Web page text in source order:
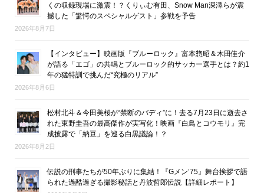
くの収録現場に激震！？くりぃむ有田、Snow Man深澤らが震
撼した「驚愕のスペシャルゲスト」参戦を予告
2026年8月7日
【インタビュー】映画版『ブルーロック』富本惣昭＆木田佳介
が語る「エゴ」の共鳴とブルーロック的サッカー選手とは？約1
年の猛特訓で挑んだ“究極のリアル”
2026年8月6日
松村北斗＆今田美桜が“禁断のバディ”に！去る7月23日に逝去さ
れた東野圭吾の最高傑作が実写化！映画『白鳥とコウモリ』完
成披露で「納豆」を巡る白黒議論！？
2026年8月2日
伝説の刑事たちが50年ぶりに集結！『Gメン’75』舞台挨拶で語
られた過酷過ぎる撮影秘話と丹波哲郎伝説【詳細レポート】